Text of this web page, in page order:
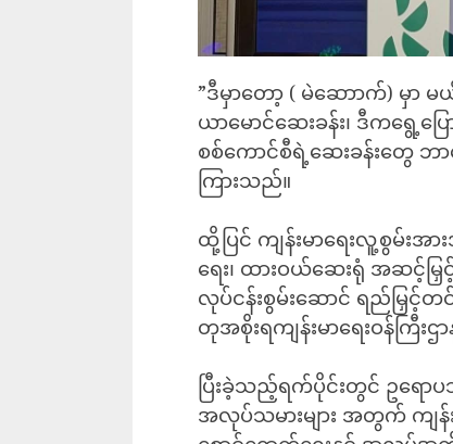
‎”ဒီမှာတော့ ( မဲဆောာက်) မှာ
ယာမောင်ဆေးခန်း၊ ဒီကရွေ့ပ
စစ်ကောင်စီရဲ့ဆေးခန်းတွေ
ကြားသည်။
ထို့ပြင် ကျန်းမာရေးလူ့စွမ်းအာ
ရေး၊ ထားဝယ်ဆေးရုံ အဆင့်မြှ
လုပ်ငန်းစွမ်းဆောင် ရည်မြှင့်တင်ရ
တုအစိုးရကျန်းမာရေးဝန်ကြီ
ပြီးခဲ့သည့်ရက်ပိုင်းတွင် ဥရောပ
အလုပ်သမားများ အတွက် ကျ